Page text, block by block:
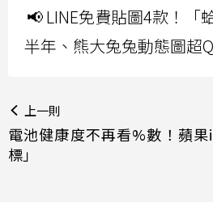
📢 LINE免費貼圖4款！「
半年、熊大兔兔動態圖超Q
上一則
電池健康度不再看%數！蘋
標」